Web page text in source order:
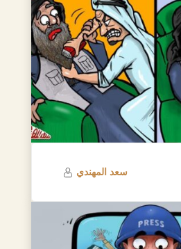
سعد المهندي